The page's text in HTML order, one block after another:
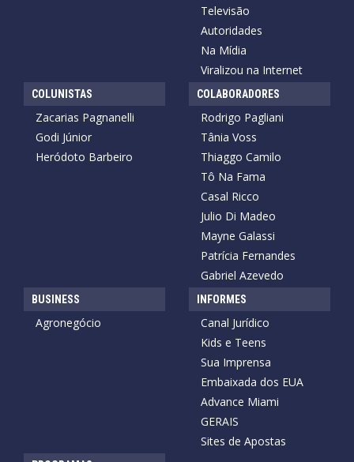
Televisão
Autoridades
Na Mídia
Viralizou na Internet
COLUNISTAS
Zacarias Pagnanelli
Godi Júnior
Heródoto Barbeiro
COLABORADORES
Rodrigo Pagliani
Tânia Voss
Thiaggo Camilo
Tô Na Fama
Casal Ricco
Julio Di Madeo
Mayne Galassi
Patrícia Fernandes
Gabriel Azevedo
BUSINESS
Agronegócio
INFORMES
Canal Jurídico
Kids e Teens
Sua Imprensa
Embaixada dos EUA
Advance Miami
GERAIS
Sites de Apostas